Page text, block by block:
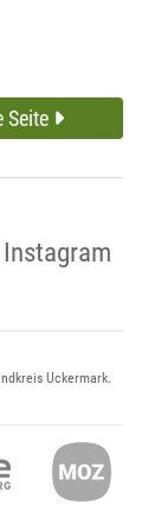
Seite
Instagram
Uckermark.